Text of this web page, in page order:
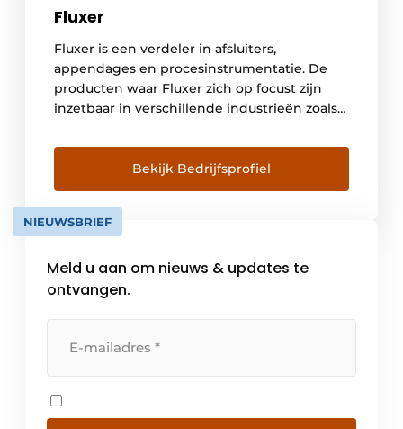
Fluxer
Fluxer is een verdeler in afsluiters,
appendages en procesinstrumentatie. De
producten waar Fluxer zich op focust zijn
inzetbaar in verschillende industrieën zoals
petrochemie & raffinaderij, … Om in elk
proces en in elke situatie de best mogelijke
oplossing te kunnen aanbieden, versterken
we ons ruim aanbod aan producten met een
volledig dienstenpakket. […]
Bekijk Bedrijfsprofiel
NIEUWSBRIEF
Meld u aan om nieuws & updates te
ontvangen.